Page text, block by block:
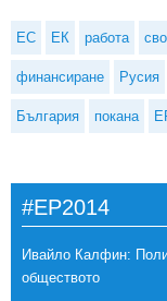
ЕС ЕК работа
финансиране Русия
България покана
#EP2014
Ивайло Калфин:
обществото